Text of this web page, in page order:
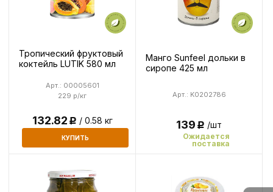
Тропический фруктовый
коктейль LUTIK 580 мл
229 р/кг
Арт.: 00005601
132.82Р / 0.58 кг
КУПИТЬ
Манго Sunfeel дольки в
сиропе 425 мл
Арт.: K0202786
139Р /шт
Ожидается
поставка